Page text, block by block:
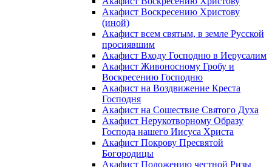
Акафист Воскресению Христову
(иной)
Акафист всем святым, в земле Русской
просиявшим
Акафист Входу Господню в Иерусалим
Акафист Живоносному Гробу и
Воскресению Господню
Акафист на Воздвижение Креста
Господня
Акафист на Сошествие Святого Духа
Акафист Нерукотворному Образу
Господа нашего Иисуса Христа
Акафист Покрову Пресвятой
Богородицы
Акафист Положению честной Ризы